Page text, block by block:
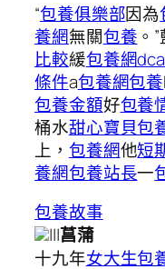
“包養俱樂部因為
養網無關包養 。
比較緩包養網
條件a包養網包養
包養金額好包養
桶水甜心寶貝包
上， 包養網他短
養網包養站長一
包養故事
|||菖蒲
十九年女大生包